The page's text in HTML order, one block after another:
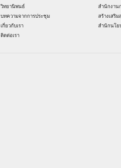
วิทยานิพนธ์
บทความจากการประชุม
เกี่ยวกับเรา
ติดต่อเรา
สำนักงาน
สร้างเสริ
สำนักนโย